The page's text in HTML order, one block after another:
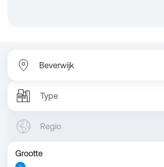
Type
Regio
Grootte